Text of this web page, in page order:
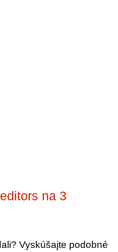
na 3
Vyskúšajte podobné